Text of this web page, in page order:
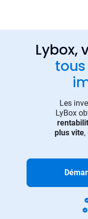
Lybox,
Les
LyBox
plus vite